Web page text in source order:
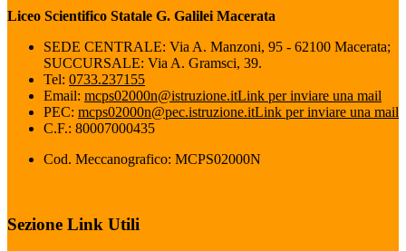
Liceo Scientifico Statale G. Galilei Macerata
SEDE CENTRALE: Via A. Manzoni, 95 - 62100 Macerata;
SUCCURSALE: Via A. Gramsci, 39.
Tel: 0733.237155
Email: mcps02000n@istruzione.itLink per inviare una mail
PEC: mcps02000n@pec.istruzione.itLink per inviare una mail
C.F.: 80007000435
Cod. Meccanografico: MCPS02000N
Sezione Link Utili